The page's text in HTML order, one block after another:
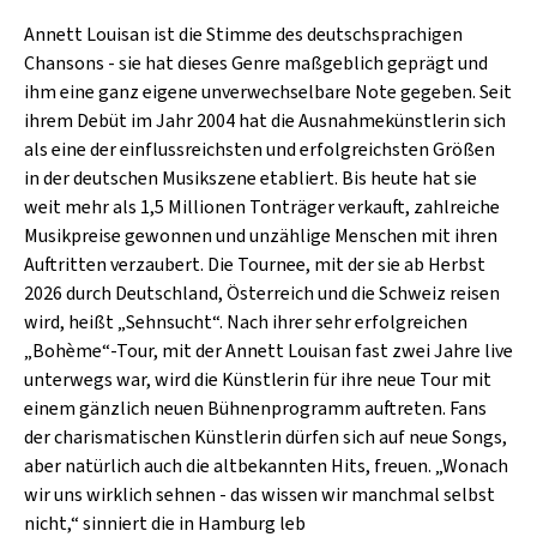
CAFÉ WOLF
POSTGARAGE
KUNSTGARTEN
KRISTALLWERK
GOLD & PECH THEATER
HARD & HEAVY
SINGER-SONGWRITER
VOLKSMUSIK
KULTURLAND STEIERMARK
Annett Louisan ist die Stimme des deutschsprachigen
Chansons - sie hat dieses Genre maßgeblich geprägt und
ihm eine ganz eigene unverwechselbare Note gegeben. Seit
ihrem Debüt im Jahr 2004 hat die Ausnahmekünstlerin sich
als eine der einflussreichsten und erfolgreichsten Größen
in der deutschen Musikszene etabliert. Bis heute hat sie
weit mehr als 1,5 Millionen Tonträger verkauft, zahlreiche
Musikpreise gewonnen und unzählige Menschen mit ihren
Auftritten verzaubert. Die Tournee, mit der sie ab Herbst
2026 durch Deutschland, Österreich und die Schweiz reisen
wird, heißt „Sehnsucht“. Nach ihrer sehr erfolgreichen
„Bohème“-Tour, mit der Annett Louisan fast zwei Jahre live
unterwegs war, wird die Künstlerin für ihre neue Tour mit
einem gänzlich neuen Bühnenprogramm auftreten. Fans
der charismatischen Künstlerin dürfen sich auf neue Songs,
aber natürlich auch die altbekannten Hits, freuen. „Wonach
wir uns wirklich sehnen - das wissen wir manchmal selbst
nicht,“ sinniert die in Hamburg leb